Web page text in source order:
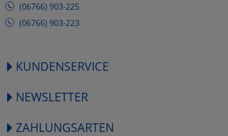
(06766) 903-225
(06766) 903-223
KUNDENSERVICE
NEWSLETTER
ZAHLUNGSARTEN